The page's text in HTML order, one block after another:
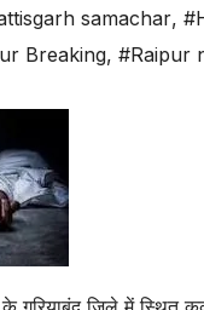
samachar,
Breaking, #Raipur